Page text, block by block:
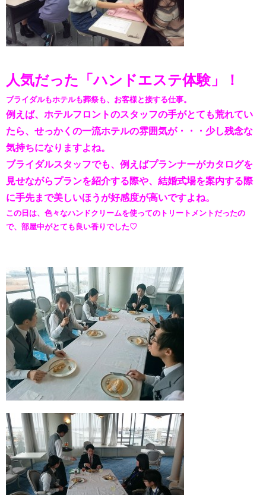
人気だった「ハンドエステ体験」！
ブライダルもホテルも葬祭も、お客様と接する仕事。
例えば、ホテルフロントのスタッフの手がとても荒れてい
たら、せっかくの一流ホテルの雰囲気が・・・少し残念な
気持ちになりますよね。
ブライダルスタッフでも、例えばプランナーがカタログを
見せながらプランを紹介する際や、結婚式場を案内する際
に手先まで美しいほうが好感度が高いですよね。
この日は、色々なハンドクリームを使ってのトリートメントだったの
で、部屋中がとても良い香りでした♡